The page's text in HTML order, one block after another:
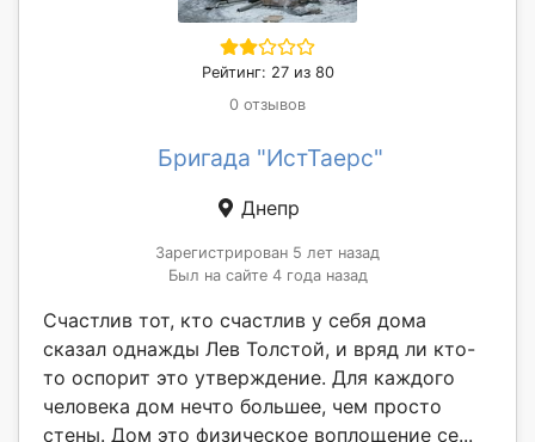
Рейтинг: 27 из 80
0 отзывов
Бригада "ИстТаерс"
Днепр
Зарегистрирован 5 лет назад
Был на сайте 4 года назад
Счастлив тот, кто счастлив у себя дома
сказал однажды Лев Толстой, и вряд ли кто-
то оспорит это утверждение. Для каждого
человека дом нечто большее, чем просто
стены. Дом это физическое воплощение се...